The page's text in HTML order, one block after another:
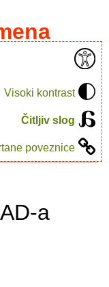
Visoki kontrast
Čitljiv slog
poveznice
a